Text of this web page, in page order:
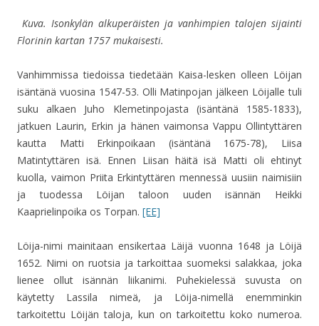
Kuva. Isonkylän alkuperäisten ja vanhimpien talojen sijainti
Florinin kartan 1757 mukaisesti.
Vanhimmissa tiedoissa tiedetään Kaisa-lesken olleen Löijan
isäntänä vuosina 1547-53. Olli Matinpojan jälkeen Löijalle tuli
suku alkaen Juho Klemetinpojasta (isäntänä 1585-1833),
jatkuen Laurin, Erkin ja hänen vaimonsa Vappu Ollintyttären
kautta Matti Erkinpoikaan (isäntänä 1675-78), Liisa
Matintyttären isä. Ennen Liisan häitä isä Matti oli ehtinyt
kuolla, vaimon Priita Erkintyttären mennessä uusiin naimisiin
ja tuodessa Löijan taloon uuden isännän Heikki
Kaaprielinpoika os Torpan. [EE]
Löija-nimi mainitaan ensikertaa Läijä vuonna 1648 ja Löijä
1652. Nimi on ruotsia ja tarkoittaa suomeksi salakkaa, joka
lienee ollut isännän liikanimi. Puhekielessä suvusta on
käytetty Lassila nimeä, ja Löija-nimellä enemminkin
tarkoitettu Löijän taloja, kun on tarkoitettu koko numeroa.